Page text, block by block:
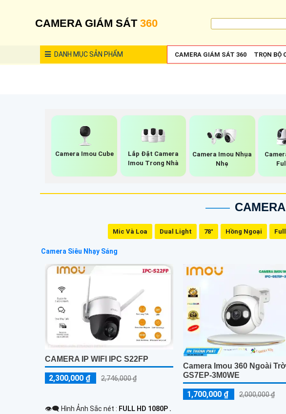
CAMERA GIÁM SÁT 360
DANH MỤCSẢN PHẨM CAMERA GIÁM SÁT 360 TRỌN BỘ
Camera Imou Cube
Lắp Đặt Camera
Imou Trong Nhà
Camera Imou Nhụa
Nhẹ
Mic Và Loa Dual Light 78° Hồng Ngoại
Camera Siêu Nhạy Sáng
CAMERA IP WIFI IPC S22FP
2,300,000 ₫ 2,746,000 ₫
👁️‍🗨 Hình Ảnh Sắc nét : FULL HD 1080P .
Camera Imou 360 Ngoài
GS7EP-3M0WE
1,700,000 ₫ 2,000,000 ₫